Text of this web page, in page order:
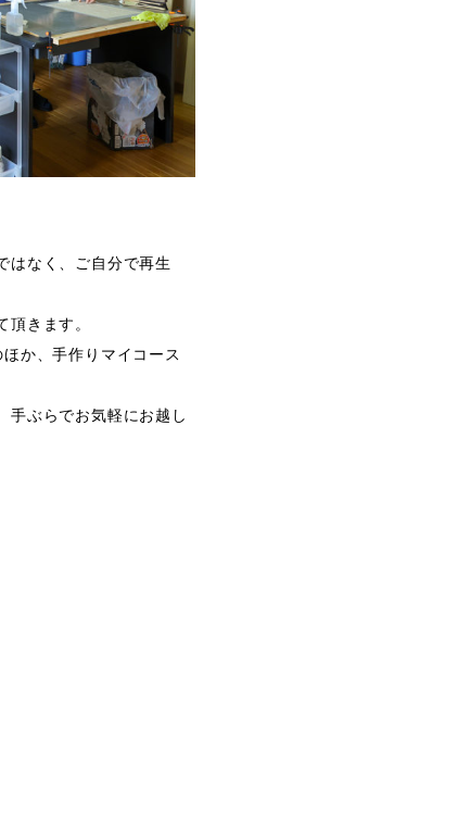
はなく、ご自分で再生
頂きます。
か、手作りマイコース
手ぶらでお気軽にお越し